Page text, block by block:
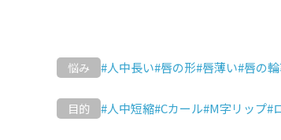
悩み #人中長い#唇の形#唇薄い#唇の
目的 #人中短縮#Cカール#M字リップ#